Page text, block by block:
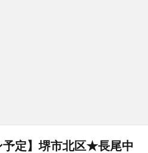
予定】堺市北区★長尾中